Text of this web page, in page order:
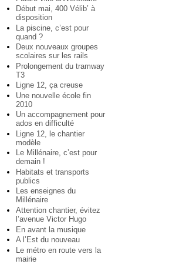
Début mai, 400 Vélib’ à
disposition
La piscine, c’est pour
quand ?
Deux nouveaux groupes
scolaires sur les rails
Prolongement du tramway
T3
Ligne 12, ça creuse
Une nouvelle école fin
2010
Un accompagnement pour
ados en difficulté
Ligne 12, le chantier
modèle
Le Millénaire, c’est pour
demain !
Habitats et transports
publics
Les enseignes du
Millénaire
Attention chantier, évitez
l’avenue Victor Hugo
En avant la musique
A l’Est du nouveau
Le métro en route vers la
mairie